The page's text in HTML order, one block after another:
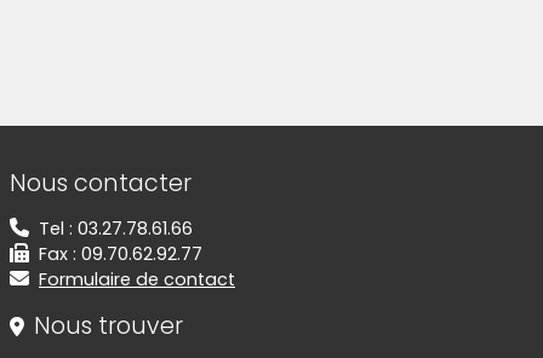
Informations de contact
Nous contacter
Tel : 03.27.78.61.66
Fax : 09.70.62.92.77
Formulaire de contact
Nous trouver